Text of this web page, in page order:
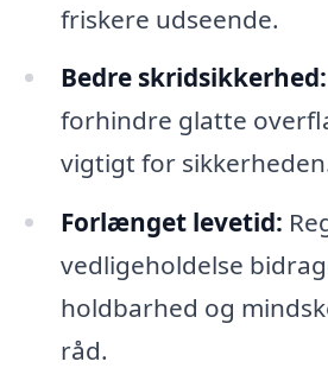
friskere udseende.
Bedre skridsikkerhed:
forhindre glatte
vigtigt for
Forlænget levetid:
vedligeholdelse
holdbarhed og
råd.